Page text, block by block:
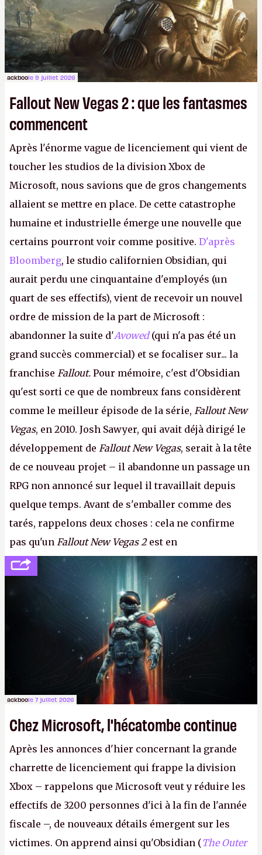
ackboole 9 juillet 2026
Fallout New Vegas 2 : que les fantasmes
commencent
Après l'énorme vague de licenciement qui vient de
toucher les studios de la division Xbox de
Microsoft, nous savions que de gros changements
allaient se mettre en place. De cette catastrophe
humaine et industrielle émerge une nouvelle que
certains pourront voir comme positive. D'après
Bloomberg, le studio californien Obsidian, qui
aurait perdu une cinquantaine d'employés (un
quart de ses effectifs), vient de recevoir un nouvel
ordre de mission de la part de Microsoft :
abandonner la suite d'Avowed(qui n'a pas été un
grand succès commercial) et se focaliser sur... la
franchise Fallout. Pour mémoire, c'est d'Obsidian
qu'est sorti ce que de nombreux fans considèrent
comme le meilleur épisode de la série, Fallout New
Vegas, en 2010. Josh Sawyer, qui avait déjà dirigé le
développement de Fallout New Vegas, serait à la tête
de ce nouveau projet – il abandonne un passage un
RPG non annoncé sur lequel il travaillait depuis
quelque temps. Avant de s'emballer comme des
tarés, rappelons deux choses : cela ne confirme
pas qu'un Fallout New Vegas 2est en
développement (pour ce que l'on sait, ils bossent
peut-être sur
Fallout Football ou
Fallout vs. Les
Lapins Crétins) et l'Obsidian d'aujourd'hui n'est plus
le même studio qu'il y a 15 ans. Mais bon, OK, on
peut commencer à fantasmer.A.
ackboole 7 juillet 2026
Chez Microsoft, l'hécatombe continue
Après les annonces d'hier concernant la grande
charrette de licenciement qui frappe la division
Xbox – rappelons que Microsoft veut y réduire les
effectifs de 3200 personnes d'ici à la fin de l'année
fiscale –, de nouveaux détails émergent sur les
victimes. On apprend ainsi qu'Obsidian (The Outer